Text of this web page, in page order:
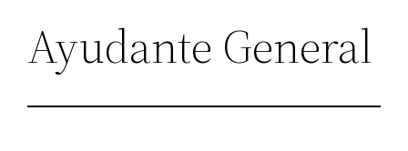
Ayudante General